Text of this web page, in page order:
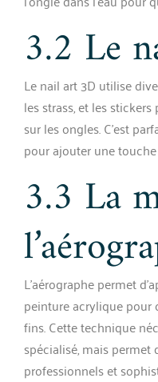
3.2 Le
Le nail art 3D utilise
les strass, et les
sur les ongles. C’est
pour ajouter une
3.3 La
L’aérographe permet
peinture acrylique pour
fins. Cette technique
spécialisé, mais permet
professionnels et